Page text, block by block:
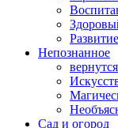
Непознанное
Сад и огород